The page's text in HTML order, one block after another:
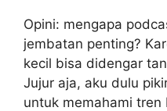
Opini: mengapa
jembatan penting?
kecil bisa didengar
Jujur aja, aku dulu
untuk memahami